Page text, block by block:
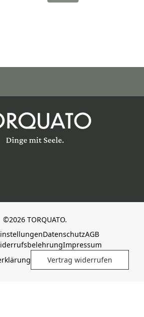
©2026 TORQUATO.
DatenschutzAGB
Impressum
Vertrag widerrufen